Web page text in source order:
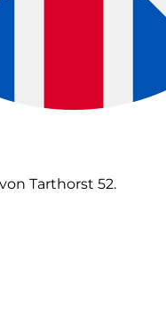
Tarthorst 52.